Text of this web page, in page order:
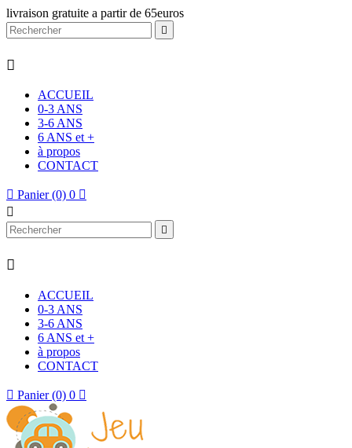
livraison gratuite a partir de 65euros


ACCUEIL
0-3 ANS
3-6 ANS
6 ANS et +
à propos
CONTACT
 Panier (0) 0 



ACCUEIL
0-3 ANS
3-6 ANS
6 ANS et +
à propos
CONTACT
 Panier (0) 0 